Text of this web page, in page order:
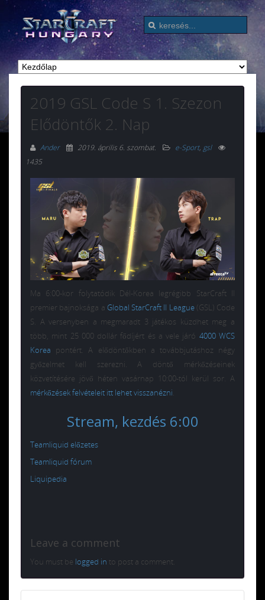
2019 GSL Code S 1. Szezon
Elődöntők 2. Nap
Ander 2019. április 6. szombat. e-Sport, gsl
1435
Ma 6:00-kor folytatódik Dél-Korea legrégibb StarCraft II
premier bajnoksága a Global StarCraft II League(GSL) Code
S. A versenyben a megmaradt 3 játékos küzdhet meg a
több, mint 25 000 dollár fődíjért és a vele járó 4000 WCS
Korea pontért. A elődöntőkben a továbbjutáshoz négy
győzelmet kell szerezni. A döntő mérkőzéseinek
közvetítésére jövő héten vasárnap 10:00-tól kerül sor. A
mérkőzések felvételeit itt lehet visszanézni.
Stream, kezdés 6:00
Teamliquid előzetes
Teamliquid fórum
Liquipedia
Leave a comment
You must be logged in to post a comment.